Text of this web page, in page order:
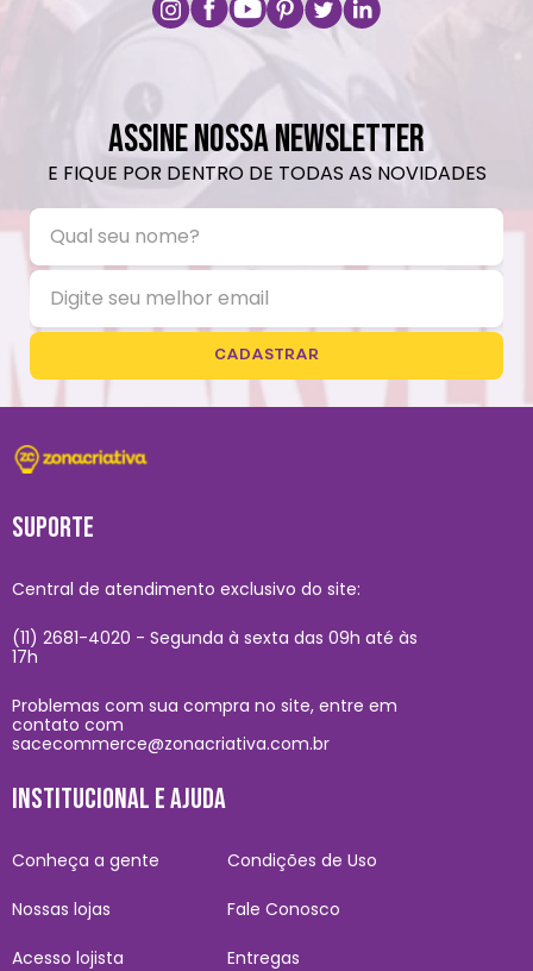
ASSINE NOSSA NEWSLETTER
E FIQUE POR DENTRO DE TODAS AS NOVIDADES
CADASTRAR
SUPORTE
Central de atendimento exclusivo do site:
(11) 2681-4020 - Segunda à sexta das 09h até às
17h
Problemas com sua compra no site, entre em
contato com
sacecommerce@zonacriativa.com.br
INSTITUCIONAL E AJUDA
Conheça a gente
Nossas lojas
Acesso lojista
Condições de Uso
Fale Conosco
Entregas